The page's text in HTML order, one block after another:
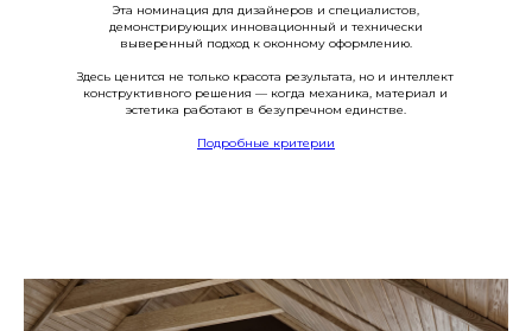
Эта номинация для дизайнеров и специалистов,
демонстрирующих инновационный и технически
выверенный подход к оконному оформлению.
Здесь ценится не только красота результата, но и интеллект
конструктивного решения — когда механика, материал и
эстетика работают в безупречном единстве.
Подробные критерии